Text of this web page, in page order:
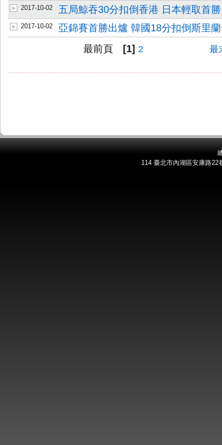
2017-10-02 五局鯨吞30分扣倒香港 日本輕取首勝
2017-10-02
亞錦賽首勝出爐 韓國18分扣倒斯里
最前頁
[1] 2 最
114 臺北市內湖區安康路22